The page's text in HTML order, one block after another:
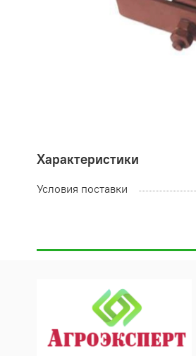
Характеристики
Условия поставки